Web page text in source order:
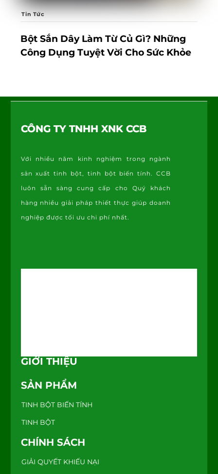
Tin Tức
Bột Sắn Dây Làm Từ Củ Gì? Những
Công Dụng Tuyệt Vời Cho Sức Khỏe
Top
CÔNG TY TNHH XNK CCB
Với nhiều năm kinh nghiệm trong ngành
sản xuất tinh bột, tinh bột biến tính. CCB
luôn sẵn sàng cung cấp cho Quý khách
hàng nhiều giải pháp thiết thực giúp doanh
nghiệp được tối ưu chi phí nhất.
GIỚI THIỆU
SẢN PHẨM
TINH BỘT BIẾN TÍNH
TINH BỘT
CHÍNH SÁCH
GIẢI QUYẾT KHIẾU NẠI